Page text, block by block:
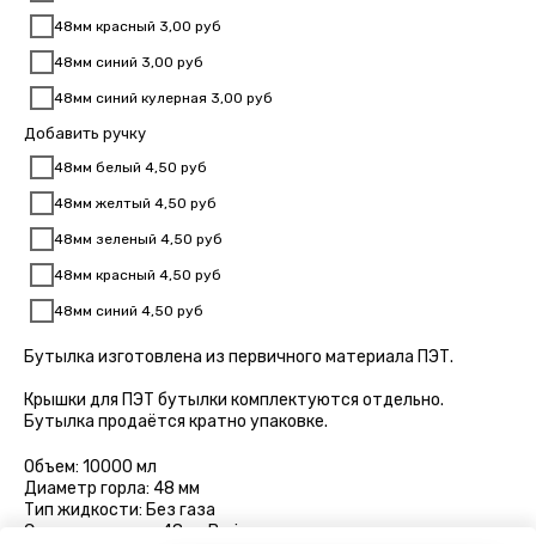
48мм красный 3,00 руб
48мм синий 3,00 руб
48мм синий кулерная 3,00 руб
Добавить ручку
48мм белый 4,50 руб
48мм желтый 4,50 руб
48мм зеленый 4,50 руб
48мм красный 4,50 руб
48мм синий 4,50 руб
Бутылка изготовлена из первичного материала ПЭТ.
Крышки для ПЭТ бутылки комплектуются отдельно.
Бутылка продаётся кратно упаковке.
Объем: 10000 мл
Диаметр горла: 48 мм
Тип жидкости: Без газа
Стандарт горла: 48мм Bericap